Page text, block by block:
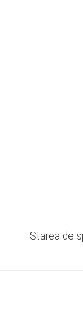
Starea de